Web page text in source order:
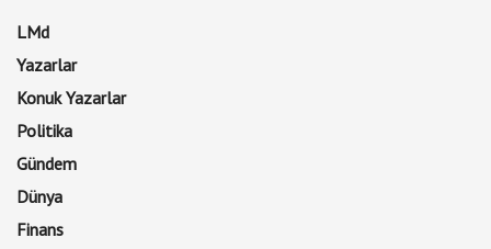
LMd
Yazarlar
Konuk Yazarlar
Politika
Gündem
Dünya
Finans